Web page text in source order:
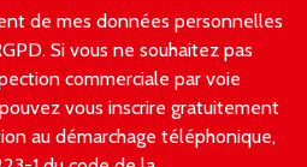
de mes données personnelles
Si vous ne souhaitez pas
commerciale par voie
vous inscrire gratuitement
au démarchage téléphonique,